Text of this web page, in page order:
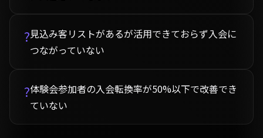
?見込み客リストがあるが活用できておらず入会に
つながっていない
?体験会参加者の入会転換率が50%以下で改善でき
ていない